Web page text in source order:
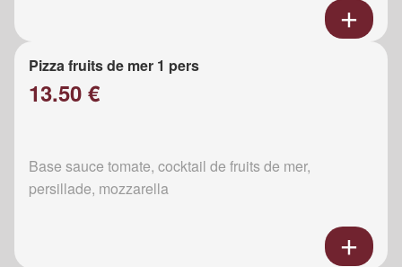
Pizza fruits de mer 1 pers
13.50 €
Base sauce tomate, cocktail de fruits de mer,
persillade, mozzarella